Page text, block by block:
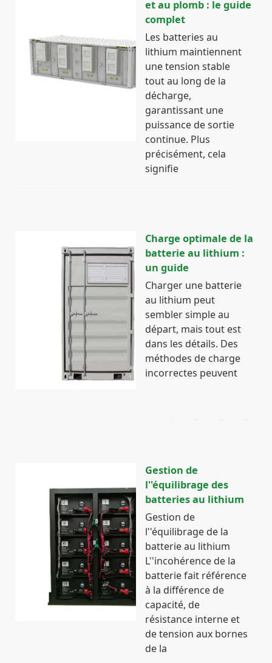
et au plomb : le guide
complet
Les batteries au
lithium maintiennent
une tension stable
tout au long de la
décharge,
garantissant une
puissance de sortie
continue. Plus
précisément, cela
signifie
Charge optimale de la
batterie au lithium :
un guide
Charger une batterie
au lithium peut
sembler simple au
départ, mais tout est
dans les détails. Des
méthodes de charge
incorrectes peuvent
Gestion de
l''équilibrage des
batteries au lithium
Gestion de
l''équilibrage de la
batterie au lithium
L''incohérence de la
batterie fait référence
à la différence de
capacité, de
résistance interne et
de tension aux bornes
de la